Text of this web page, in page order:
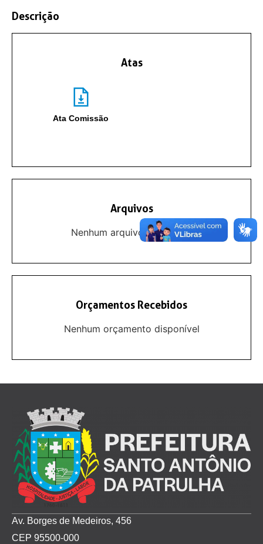
Descrição
Atas
Ata Comissão
Arquivos
Nenhum arquivo disponível
Orçamentos Recebidos
Nenhum orçamento disponível
Av. Borges de Medeiros, 456
CEP 95500-000